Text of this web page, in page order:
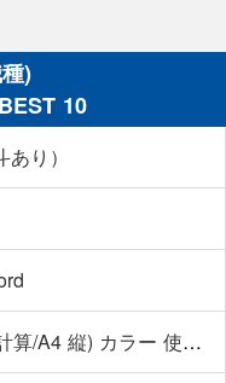
)
10
り）
請求書 (インボイス対応/自動計算/A4 縦) カラー 使い方解説あり